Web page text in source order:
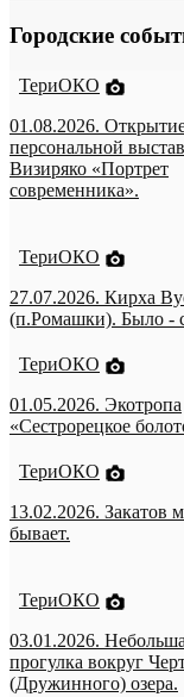
Городские
ТериОКО
01.08.2026.
персональной
Визиряко «Портрет
современника».
ТериОКО
27.07.2026. Кирха
(п.Ромашки). Было -
ТериОКО
01.05.2026. Экотропа
«Сестрорецкое
ТериОКО
13.02.2026. Закатов
бывает.
ТериОКО
03.01.2026.
прогулка вокруг
(Дружинного) озера.